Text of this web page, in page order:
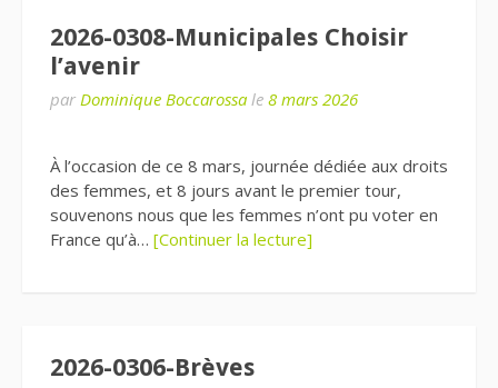
2026-0308-Municipales Choisir
l’avenir
par Dominique Boccarossa le 8 mars 2026
À l’occasion de ce 8 mars, journée dédiée aux droits
des femmes, et 8 jours avant le premier tour,
souvenons nous que les femmes n’ont pu voter en
France qu’à… [Continuer la lecture]
2026-0306-Brèves